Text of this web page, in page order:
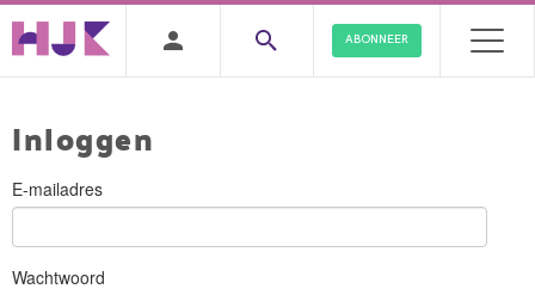
ABONNEER
Inloggen
E-mailadres
Wachtwoord